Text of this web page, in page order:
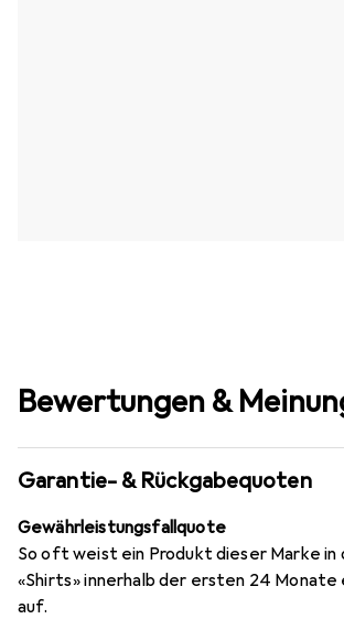
Bewertungen &
Garantie- & Rückgabequoten
Gewährleistungsfallquote
So oft weist ein Produkt dieser Marke
«Shirts» innerhalb der ersten 24
auf.